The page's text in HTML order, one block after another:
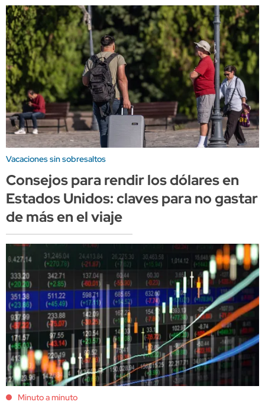
Vacaciones sin sobresaltos
Consejos para rendir los dólares en
Estados Unidos: claves para no gastar
de más en el viaje
Minuto a minuto